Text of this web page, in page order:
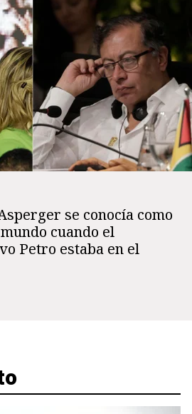
se conocía como
cuando el
Petro estaba en el